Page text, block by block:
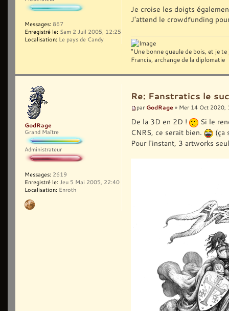
Je croise les doigts
J'attend le crowdfunding
"Une bonne gueule de bois, et je
Francis, archange de la diplomatie
Messages: 867
Enregistré le: Sam 2 Juil 2005, 12:25
Localisation: Le pays de Candy
Re: Fanstratics le
par GodRage » Mer 14 Oct 2020,
De la 3D en 2D !
Si le
CNRS, ce serait bien.
(ça
Pour l'instant, 3 artworks
GodRage
Grand Maître
Administrateur
Messages: 2619
Enregistré le: Jeu 5 Mai 2005, 22:40
Localisation: Enroth